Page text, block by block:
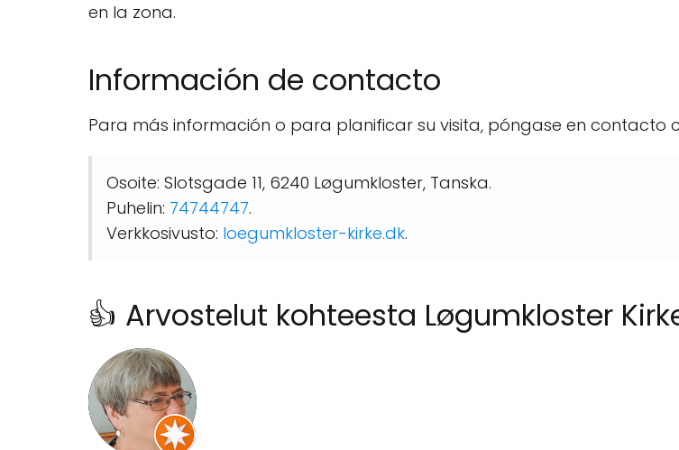
en la zona.
Información de contacto
Para más información o para planificar su visita, póngase en contacto
Osoite: Slotsgade 11, 6240 Løgumkloster, Tanska.
Puhelin: 74744747.
Verkkosivusto: loegumkloster-kirke.dk.
👍 Arvostelut kohteesta Løgumkloster